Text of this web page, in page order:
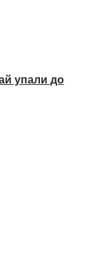
упали до